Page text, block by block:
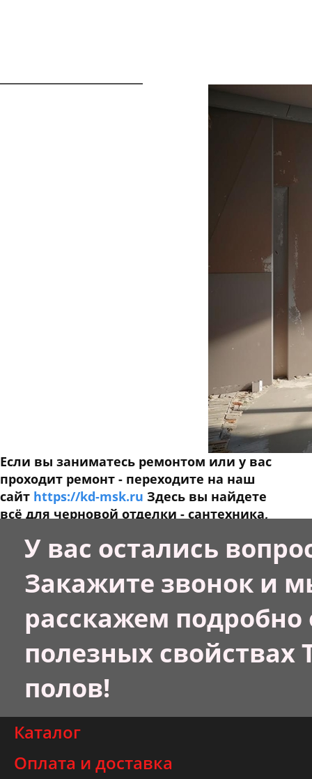
Если вы заниматесь ремонтом или у вас
проходит ремонт - переходите на наш
сайт https://kd-msk.ru Здесь вы найдете
всё для черновой отделки - сантехника,
кондиционеры, бризеры и т.п. Звоните
время, у нас есть всё! Менеджер поможет
У вас остались
Закажите звонок и
расскажем подробно
полезных свойствах
полов!
Каталог
Оплата и доставка